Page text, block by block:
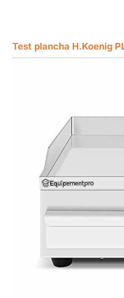
Test plancha H.Koenig